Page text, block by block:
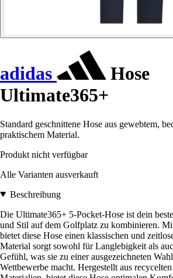
adidas
Hose
Ultimate365+
Standard geschnittene Hose aus gewebtem,
praktischem Material.
Produkt nicht verfügbar
Alle Varianten ausverkauft
Beschreibung
Die Ultimate365+ 5-Pocket-Hose ist dein
und Stil auf dem Golfplatz zu kombinieren.
bietet diese Hose einen klassischen und
Material sorgt sowohl für Langlebigkeit als
Gefühl, was sie zu einer ausgezeichneten
Wettbewerbe macht. Hergestellt aus